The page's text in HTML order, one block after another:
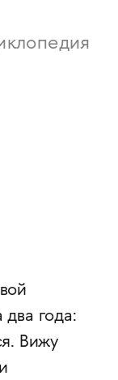
года:
Вижу